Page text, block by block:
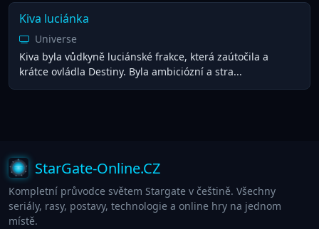
Kiva luciánka
Universe
Kiva byla vůdkyně luciánské frakce, která zaútočila a
krátce ovládla Destiny. Byla ambiciózní a stra...
StarGate-Online.CZ
Kompletní průvodce světem Stargate v češtině. Všechny
seriály, rasy, postavy, technologie a online hry na jednom
místě.